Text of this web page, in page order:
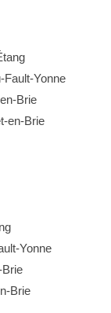
Fault-Yonne
Brie
en-Brie
Yonne
Brie